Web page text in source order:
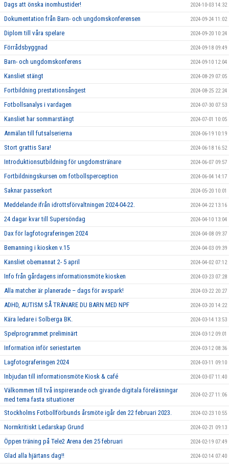
Dags att önska inomhustider! 2024-10-03 14:32
Dokumentation från Barn- och ungdomskonferensen 2024-09-24 11:02
Diplom till våra spelare 2024-09-20 10:24
Förrådsbyggnad 2024-09-18 09:49
Barn- och ungdomskonferens 2024-09-10 12:04
Kansliet stängt 2024-08-29 07:05
Fortbildning prestationsångest 2024-08-25 22:24
Fotbollsanalys i vardagen 2024-07-30 07:53
Kansliet har sommarstängt 2024-07-01 10:05
Anmälan till futsalserierna 2024-06-19 10:19
Stort grattis Sara! 2024-06-18 16:52
Introduktionsutbildning för ungdomstränare 2024-06-07 09:57
Fortbildningskursen om fotbollsperception 2024-06-04 14:17
Saknar passerkort 2024-05-20 10:01
Meddelande ifrån idrottsförvaltningen 2024-04-22. 2024-04-22 13:16
24 dagar kvar till Supersöndag 2024-04-10 13:04
Dax för lagfotograferingen 2024 2024-04-08 09:37
Bemanning i kiosken v.15 2024-04-03 09:39
Kansliet obemannat 2- 5 april 2024-04-02 07:12
Info från gårdagens informationsmöte kiosken 2024-03-23 07:28
Alla matcher är planerade – dags för avspark! 2024-03-22 20:27
ADHD, AUTISM SÅ TRÄNARE DU BARN MED NPF 2024-03-20 14:22
Kära ledare i Solberga BK. 2024-03-14 13:53
Spelprogrammet preliminärt 2024-03-12 09:01
Information inför seriestarten 2024-03-12 08:36
Lagfotograferingen 2024 2024-03-11 09:10
Inbjudan till informationsmöte Kiosk & café 2024-03-07 11:40
Välkommen till två inspirerande och givande digitala föreläsningar
med tema fasta situationer
2024-02-27 11:06
Stockholms Fotbollförbunds årsmöte igår den 22 februari 2023. 2024-02-23 10:55
Normkritiskt Ledarskap Grund 2024-02-21 09:13
Öppen träning på Tele2 Arena den 25 februari 2024-02-19 07:49
Glad alla hjärtans dag!! 2024-02-14 07:40